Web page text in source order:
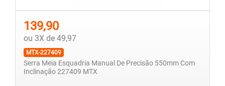
139,90
ou 3X de 49,97
MTX-227409
Serra Meia Esquadria Manual De Precisão 550mm Com
Inclinação 227409 MTX